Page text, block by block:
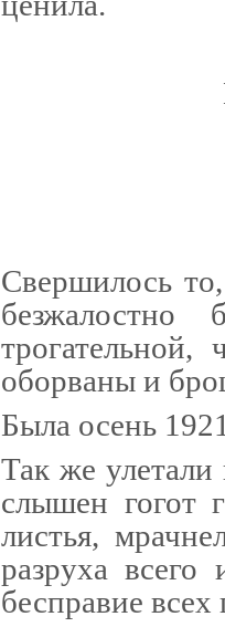
Свершилось
оборваны и
Была осень
Так же
слышен гогот
листья,
разруха всего
бесправие